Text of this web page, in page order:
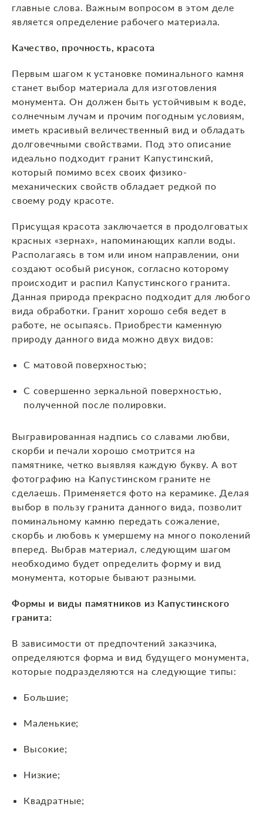
главные слова. Важным вопросом в этом деле
является определение рабочего материала.
Качество, прочность, красота
Первым шагом к установке поминального камня
станет выбор материала для изготовления
монумента. Он должен быть устойчивым к воде,
солнечным лучам и прочим погодным условиям,
иметь красивый величественный вид и обладать
долговечными свойствами. Под это описание
идеально подходит гранит Капустинский,
который помимо всех своих физико-
механических свойств обладает редкой по
своему роду красоте.
Присущая красота заключается в продолговатых
красных «зернах», напоминающих капли воды.
Располагаясь в том или ином направлении, они
создают особый рисунок, согласно которому
происходит и распил Капустинского гранита.
Данная природа прекрасно подходит для любого
вида обработки. Гранит хорошо себя ведет в
работе, не осыпаясь. Приобрести каменную
природу данного вида можно двух видов:
С матовой поверхностью;
С совершенно зеркальной поверхностью,
полученной после полировки.
Выгравированная надпись со славами любви,
скорби и печали хорошо смотрится на
памятнике, четко выявляя каждую букву. А вот
фотографию на Капустинском граните не
сделаешь. Применяется фото на керамике. Делая
выбор в пользу гранита данного вида, позволит
поминальному камню передать сожаление,
скорбь и любовь к умершему на много поколений
вперед. Выбрав материал, следующим шагом
необходимо будет определить форму и вид
монумента, которые бывают разными.
Формы и виды памятников из Капустинского
гранита:
В зависимости от предпочтений заказчика,
определяются форма и вид будущего монумента,
которые подразделяются на следующие типы:
Большие;
Маленькие;
Высокие;
Низкие;
Квадратные;